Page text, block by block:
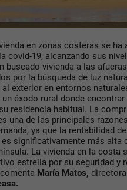
en zonas costeras se ha
covid-19, alcanzando sus
buscado vivienda a las
por la búsqueda de luz
exterior en entornos
éxodo rural donde encontrar
residencia habitual. La
una de las principales
ya que la rentabilidad
significativamente más alta
La vivienda en la costa
estrella por su seguridad y
María Matos,